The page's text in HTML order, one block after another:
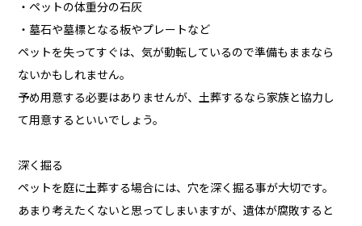
・ペットの体重分の石灰
・墓石や墓標となる板やプレートなど
ペットを失ってすぐは、気が動転しているので準備もままなら
ないかもしれません。
予め用意する必要はありませんが、土葬するなら家族と協力し
て用意するといいでしょう。
深く掘る
ペットを庭に土葬する場合には、穴を深く掘る事が大切です。
あまり考えたくないと思ってしまいますが、遺体が腐敗すると